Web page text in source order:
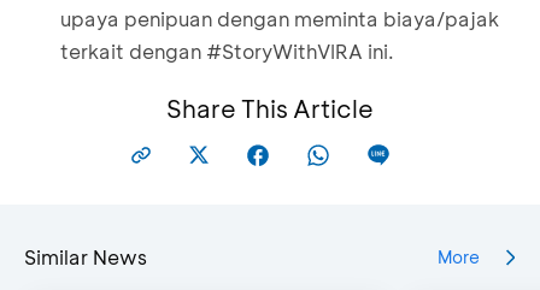
upaya penipuan dengan meminta biaya/pajak
terkait dengan #StoryWithVIRA ini.
Share This Article
Similar News More